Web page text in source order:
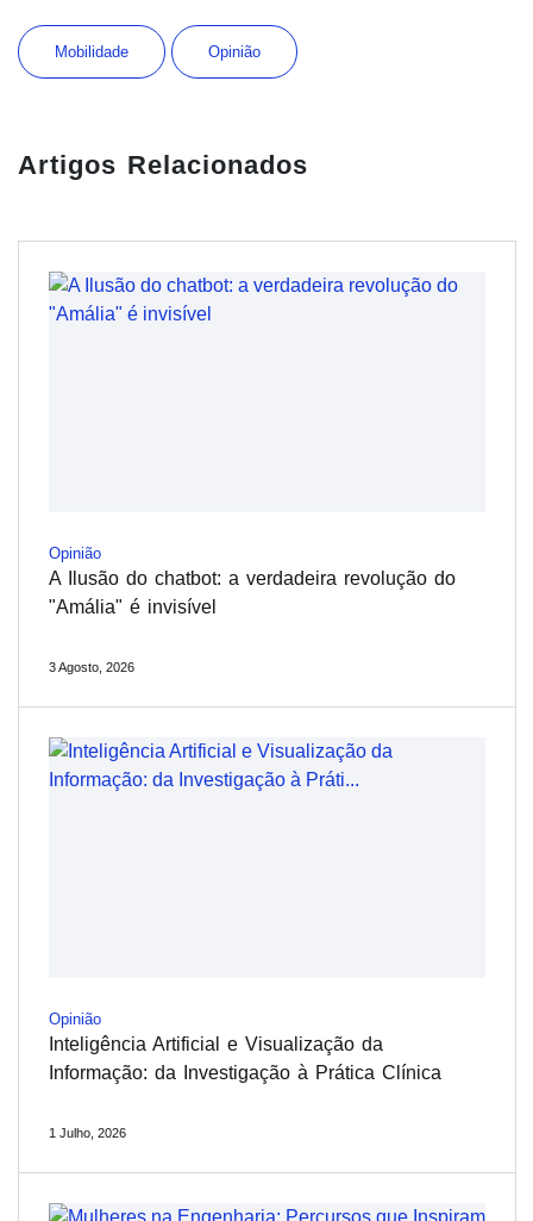
Mobilidade Opinião
Artigos Relacionados
Opinião
A Ilusão do chatbot: a verdadeira revolução do
"Amália" é invisível
3 Agosto, 2026
Opinião
Inteligência Artificial e Visualização da
Informação: da Investigação à Prática Clínica
1 Julho, 2026